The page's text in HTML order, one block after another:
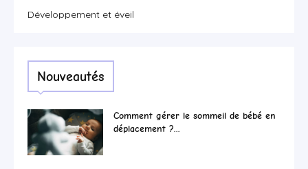
Développement et éveil
Nouveautés
Comment gérer le sommeil de bébé en
déplacement ?...